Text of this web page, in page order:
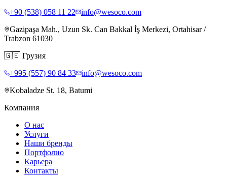
+90 (538) 058 11 22
info@wesoco.com
Gazipaşa Mah., Uzun Sk. Can Bakkal İş Merkezi, Ortahisar /
Trabzon 61030
🇬🇪 Грузия
+995 (557) 90 84 33
info@wesoco.com
Kobaladze St. 18, Batumi
Компания
О нас
Услуги
Наши бренды
Портфолио
Карьера
Контакты